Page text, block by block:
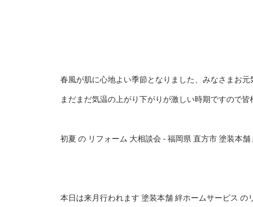
春風が肌に心地よい季節となりました、みなさまお
まだまだ気温の上がり下がりが激しい時期ですので
初夏 の リフォーム 大相談会 ‐ 福岡県 直方市 塗装本
本日は来月行われます 塗装本舗 絆ホームサービス の